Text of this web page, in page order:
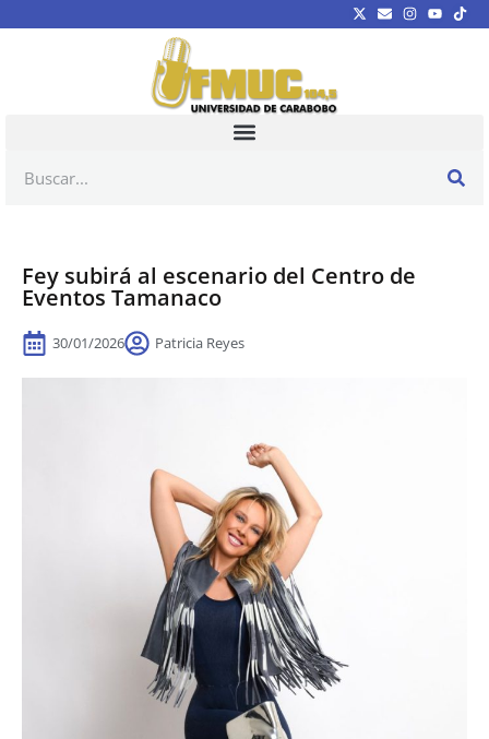
Fey subirá al escenario del Centro de
Eventos Tamanaco
30/01/2026 Patricia Reyes